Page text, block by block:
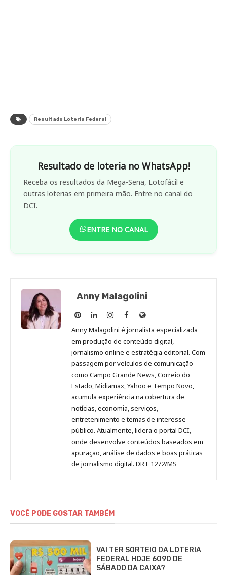
Resultado Loteria Federal
Resultado de loteria no WhatsApp!
Receba os resultados da Mega-Sena, Lotofácil e
outras loterias em primeira mão. Entre no canal do
DCI.
ENTRE NO CANAL
Anny Malagolini
Anny
Malagolini
no
Pinterest
Anny
Malagolini
no
LinkedIn
Anny
Malagolini
no
Instagram
Anny
Malagolini
no
Facebook
Site
de
Anny
Malagolini
Anny Malagolini é jornalista especializada
em produção de conteúdo digital,
jornalismo online e estratégia editorial. Com
passagem por veículos de comunicação
como Campo Grande News, Correio do
Estado, Midiamax, Yahoo e Tempo Novo,
acumula experiência na cobertura de
notícias, economia, serviços,
entretenimento e temas de interesse
público. Atualmente, lidera o portal DCI,
onde desenvolve conteúdos baseados em
apuração, análise de dados e boas práticas
de jornalismo digital. DRT 1272/MS
VOCÊ PODE GOSTAR TAMBÉM
VAI TER SORTEIO DA LOTERIA
FEDERAL HOJE 6090 DE
SÁBADO DA CAIXA?